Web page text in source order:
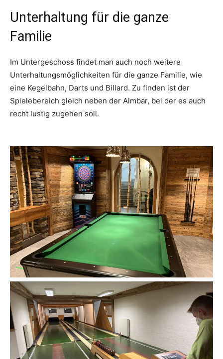
Unterhaltung für die ganze
Familie
Im Untergeschoss findet man auch noch weitere
Unterhaltungsmöglichkeiten für die ganze Familie, wie
eine Kegelbahn, Darts und Billard. Zu finden ist der
Spielebereich gleich neben der Almbar, bei der es auch
recht lustig zugehen soll.